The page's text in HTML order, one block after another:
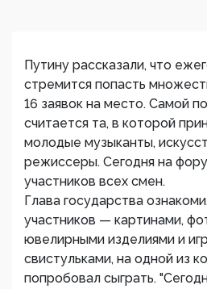
Путину рассказали, что
стремится попасть
16 заявок на место. Самой
считается та, в которой
молодые музыканты,
режиссеры. Сегодня на
участников всех смен.
Глава государства
участников — картинами,
ювелирными изделиями и
свистульками, на одной из
попробовал сыграть.